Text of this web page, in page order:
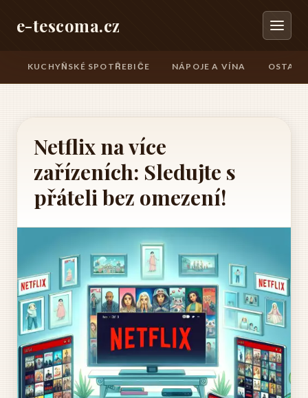
e-tescoma.cz
KUCHYŇSKÉ SPOTŘEBIČE NÁPOJE A VÍNA
Netflix na více
zařízeních: Sledujte s
přáteli bez omezení!